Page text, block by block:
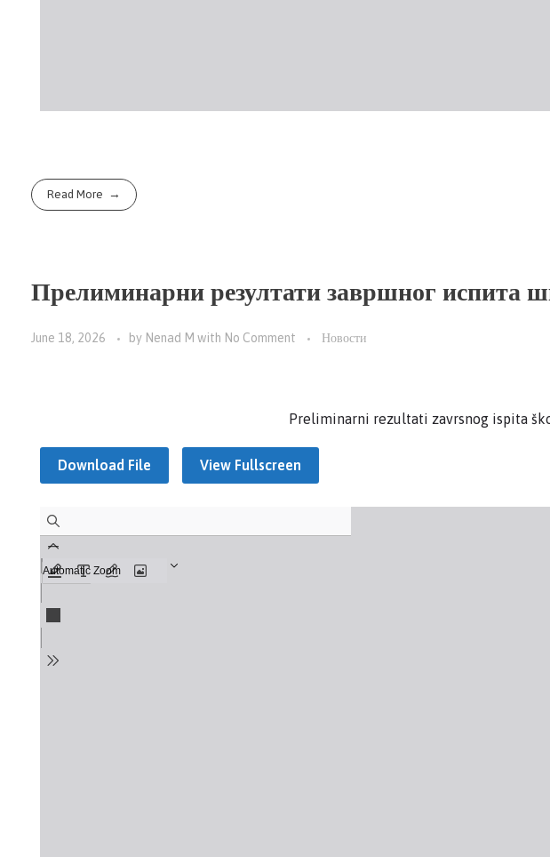
Read More
Прелиминарни резултати завршног испита
June 18, 2026 by Nenad M with No Comment Новости
Preliminarni rezultati zavrsnog ispita
Download File View Fullscreen